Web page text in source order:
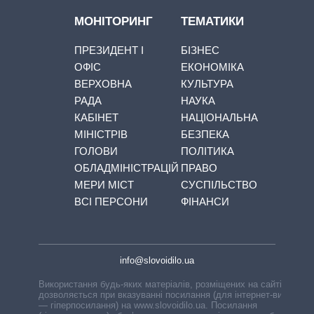
МОНІТОРИНГ
ПРЕЗИДЕНТ І
ОФІС
ВЕРХОВНА
РАДА
КАБІНЕТ
МІНІСТРІВ
ГОЛОВИ
ОБЛАДМІНІСТРАЦІЙ
МЕРИ МІСТ
ВСІ ПЕРСОНИ
ТЕМАТИКИ
БІЗНЕС
ЕКОНОМІКА
КУЛЬТУРА
НАУКА
НАЦІОНАЛЬНА
БЕЗПЕКА
ПОЛІТИКА
ПРАВО
СУСПІЛЬСТВО
ФІНАНСИ
info@slovoidilo.ua
Використання будь-яких матеріалів, розміщених на сайті,
дозволяється при вказуванні посилання (для інтернет-видань
— гіперпосилання) на www.slovoidilo.ua. Посилання